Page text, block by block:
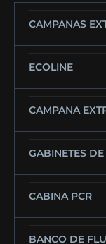
CAMPANAS
ECOLINE
CAMPANA
GABINETES
CABINA PCR
BANCO DE